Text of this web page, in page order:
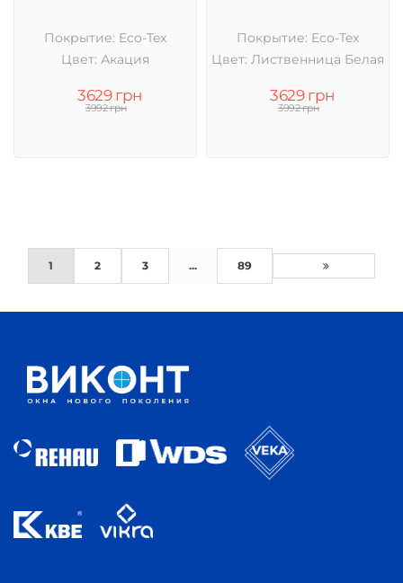
Покрытие: Eco-Tex
Цвет: Акация
3629 грн
3992 грн
Покрытие: Eco-Tex
Цвет: Лиственница Белая
3629 грн
3992 грн
1 2 3 ... 89